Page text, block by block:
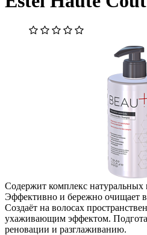
Содержит комплекс натуральных
Эффективно и бережно очищает
Создаёт на волосах
ухаживающим эффектом.
реновации и разглаживанию.